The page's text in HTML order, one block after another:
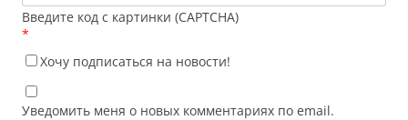
Введите код с картинки (CAPTCHA)
*
Хочу подписаться на новости!
Уведомить меня о новых комментариях по email.